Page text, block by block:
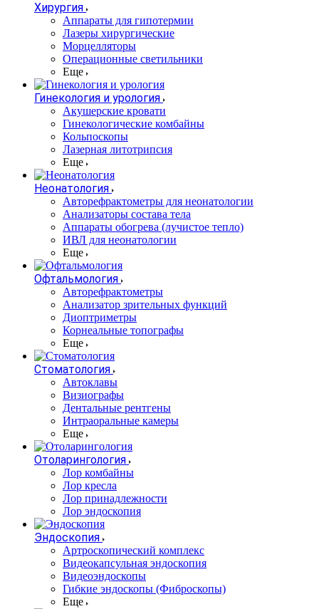
Хирургия
Аппараты для гипотермии
Лазеры хирургические
Морцелляторы
Операционные светильники
Еще
Гинекология и урология
Акушерские кровати
Гинекологические комбайны
Кольпоскопы
Лазерная литотрипсия
Еще
Неонатология
Авторефрактометры для неонатологии
Анализаторы состава тела
Аппараты обогрева (лучистое тепло)
ИВЛ для неонатологии
Еще
Офтальмология
Авторефрактометры
Анализатор зрительных функций
Диоптриметры
Корнеальные топографы
Еще
Стоматология
Автоклавы
Визиографы
Дентальные рентгены
Интраоральные камеры
Еще
Отоларингология
Лор комбайны
Лор кресла
Лор принадлежности
Лор эндоскопия
Эндоскопия
Артроскопический комплекс
Видеокапсульная эндоскопия
Видеоэндоскопы
Гибкие эндоскопы (Фиброcкопы)
Еще